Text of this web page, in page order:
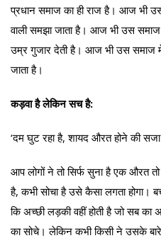
प्रधान समाज का ही राज है। आज भी
वाली समझा जाता है। आज भी उस
उम्र गुजार देती है। आज भी उस समाज
जाता है।
कड़वा है लेकिन सच है:
‘दम घुट रहा है, शायद औरत होने की सजा
आप लोगों ने तो सिर्फ सुना है एक औरत तो
है, कभी सोचा है उसे कैसा लगता होगा।
कि अच्छी लड़की वहीं होती है जो सब
का सोचे। लेकिन कभी किसी ने उसके